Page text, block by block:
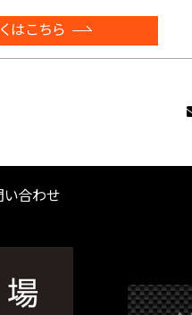
はこちら
い合わせ